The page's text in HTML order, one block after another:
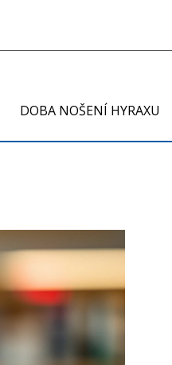
DOBA NOŠENÍ HYRAXU